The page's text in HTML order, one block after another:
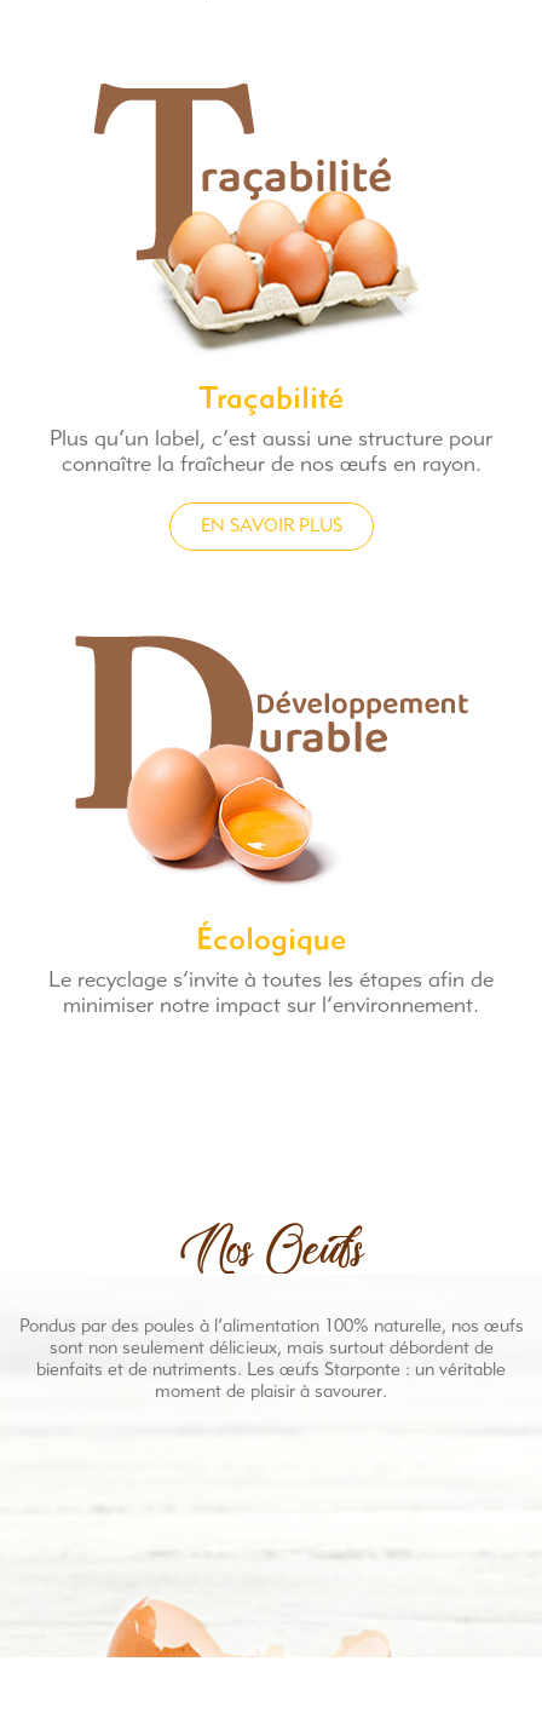
Traçabilité
Plus qu’un label, c’est aussi une structure pour
connaître la fraîcheur de nos œufs en rayon.
EN SAVOIR PLUS
Écologique
Le recyclage s’invite à toutes les étapes afin de
minimiser notre impact sur l’environnement.
Nos Oeufs
Pondus par des poules à l’alimentation 100% naturelle, nos œufs
sont non seulement délicieux, mais surtout débordent de
bienfaits et de nutriments. Les œufs Starponte : un véritable
moment de plaisir à savourer.